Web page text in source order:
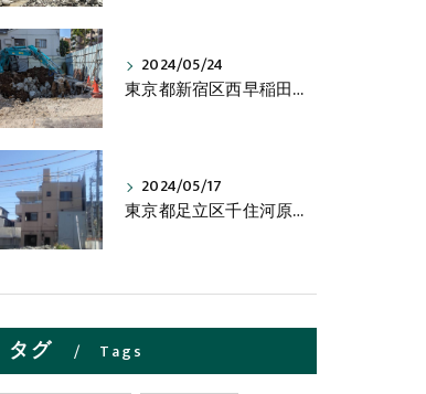
2024/05/24
東京都新宿区西早稲田の木造２階建て・鉄骨４階建物解体工事の進捗状況です。
2024/05/17
東京都足立区千住河原町の木造２階建物解体工事の進捗状況です。
タグ Tags